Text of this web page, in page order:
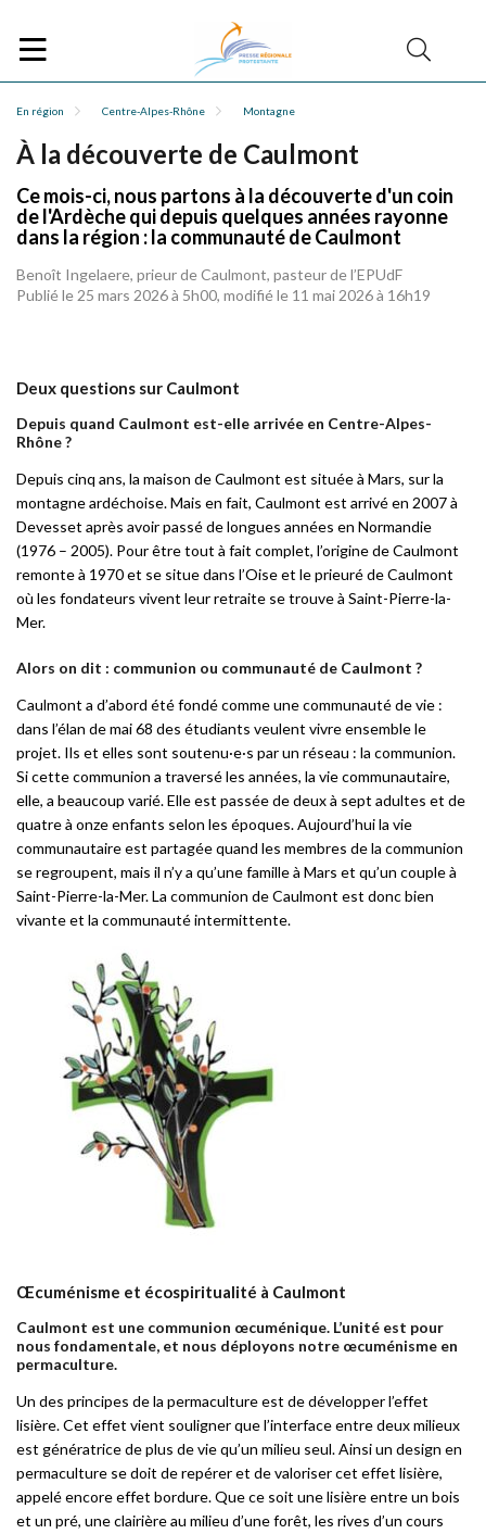
En région Centre-Alpes-Rhône Montagne
À la découverte de Caulmont
Ce mois-ci, nous partons à la découverte d'un coin
de l'Ardèche qui depuis quelques années rayonne
dans la région : la communauté de Caulmont
Benoît Ingelaere, prieur de Caulmont, pasteur de l’EPUdF
Publié le 25 mars 2026 à 5h00, modifié le 11 mai 2026 à 16h19
Deux questions sur Caulmont
Depuis quand Caulmont est-elle arrivée en Centre-Alpes-
Rhône ?
Depuis cinq ans, la maison de Caulmont est située à Mars, sur la
montagne ardéchoise. Mais en fait, Caulmont est arrivé en 2007 à
Devesset après avoir passé de longues années en Normandie
(1976 – 2005). Pour être tout à fait complet, l’origine de Caulmont
remonte à 1970 et se situe dans l’Oise et le prieuré de Caulmont
où les fondateurs vivent leur retraite se trouve à Saint-Pierre-la-
Mer.
Alors on dit : communion ou communauté de Caulmont ?
Caulmont a d’abord été fondé comme une communauté de vie :
dans l’élan de mai 68 des étudiants veulent vivre ensemble le
projet. Ils et elles sont soutenu·e·s par un réseau : la communion.
Si cette communion a traversé les années, la vie communautaire,
elle, a beaucoup varié. Elle est passée de deux à sept adultes et de
quatre à onze enfants selon les époques. Aujourd’hui la vie
communautaire est partagée quand les membres de la communion
se regroupent, mais il n’y a qu’une famille à Mars et qu’un couple à
Saint-Pierre-la-Mer. La communion de Caulmont est donc bien
vivante et la communauté intermittente.
Œcuménisme et écospiritualité à Caulmont
Caulmont est une communion œcuménique. L’unité est pour
nous fondamentale, et nous déployons notre œcuménisme en
permaculture.
Un des principes de la permaculture est de développer l’effet
lisière. Cet effet vient souligner que l’interface entre deux milieux
est génératrice de plus de vie qu’un milieu seul. Ainsi un design en
permaculture se doit de repérer et de valoriser cet effet lisière,
appelé encore effet bordure. Que ce soit une lisière entre un bois
et un pré, une clairière au milieu d’une forêt, les rives d’un cours